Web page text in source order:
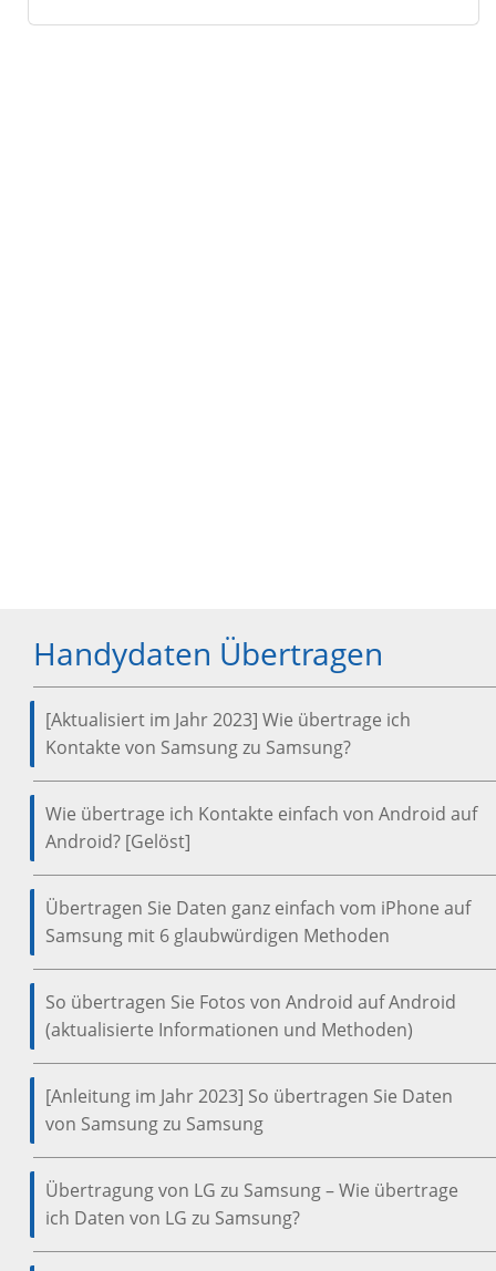
Handydaten Übertragen
[Aktualisiert im Jahr 2023] Wie übertrage ich
Kontakte von Samsung zu Samsung?
Wie übertrage ich Kontakte einfach von Android auf
Android? [Gelöst]
Übertragen Sie Daten ganz einfach vom iPhone auf
Samsung mit 6 glaubwürdigen Methoden
So übertragen Sie Fotos von Android auf Android
(aktualisierte Informationen und Methoden)
[Anleitung im Jahr 2023] So übertragen Sie Daten
von Samsung zu Samsung
Übertragung von LG zu Samsung – Wie übertrage
ich Daten von LG zu Samsung?